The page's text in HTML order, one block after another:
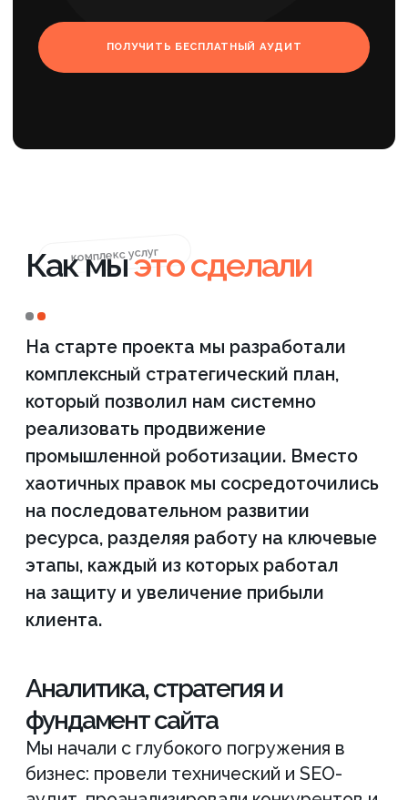
ответ» и «Статьи». Это помогло
организовать оптимизацию сайта
автоматизации производства через
создание новых посадочных страниц
которые не просто привлекали трафик,
Техническое
совершенствование и
юзабилити
Системная работа включала регулярную
проверку битых ссылок, мониторинг
ошибок в вебмастерах и улучшение
аудит ссылочной структуры каталога
и внедрили улучшения на основе
обеспечило продвижение
оборудования автоматизации
навигации: теперь путь пользователя
сказалось на конверсии.
Внешняя оптимизация и
закрепление лидерства
Для усиления авторитета сайта